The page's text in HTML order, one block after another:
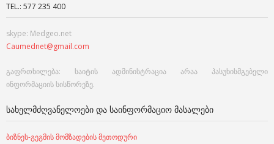
TEL.: 577 235 400
skype: Medgeo.net
Caumednet@gmail.com
გაფრთხილება: საიტის ადმინისტრაცია არაა პასუხისმგებელი
ინფორმაციის სისწორეზე.
ᲡᲐᲮᲔᲚᲛᲫᲦᲕᲐᲜᲔᲚᲝᲔᲑᲘ ᲓᲐ ᲡᲐᲘᲜᲤᲝᲠᲛᲐᲪᲘᲝ ᲛᲐᲡᲐᲚᲔᲑᲘ
ბიზნეს-გეგმის მომზადების მეთოდური